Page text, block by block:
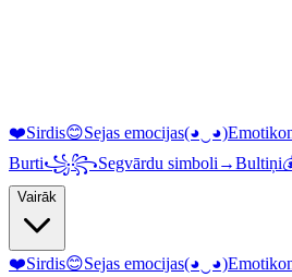
❤️Sirdis😊Sejas emocijas(◕‿◕)
Burti꧁꧂Segvārdu simboli →Bultiņi
Vairāk
❤️Sirdis😊Sejas emocijas(◕‿◕)